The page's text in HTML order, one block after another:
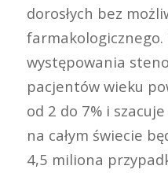
dorosłych bez
farmakologicznego.
występowania
pacjentów wieku
od 2 do 7% i
na całym świecie
4,5 miliona